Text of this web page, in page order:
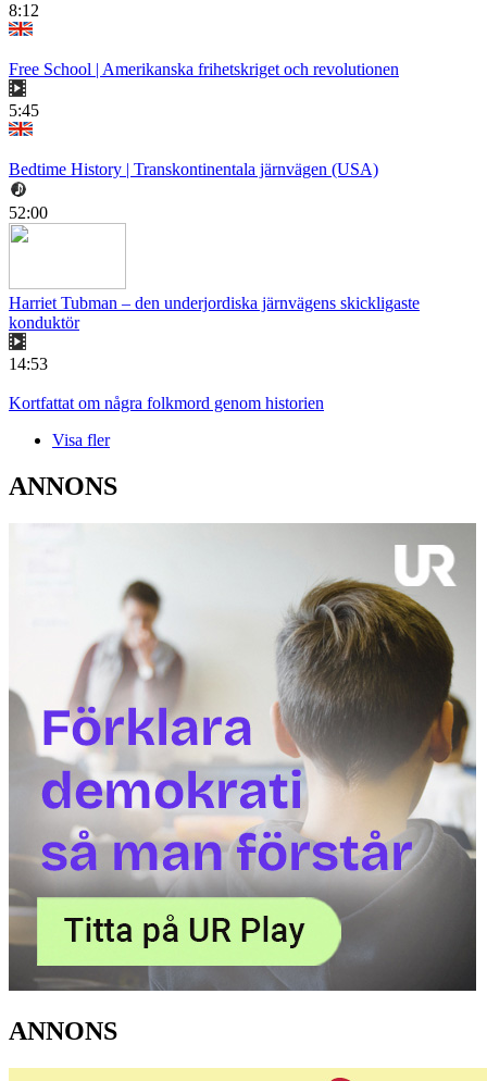
8:12
Free School | Amerikanska frihetskriget och revolutionen
5:45
Bedtime History | Transkontinentala järnvägen (USA)
52:00
Harriet Tubman – den underjordiska järnvägens skickligaste
konduktör
14:53
Kortfattat om några folkmord genom historien
Visa fler
ANNONS
ANNONS